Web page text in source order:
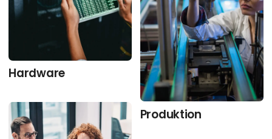
Hardware
Produktion